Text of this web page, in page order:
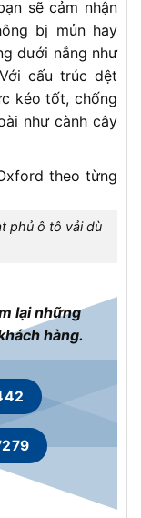
sẽ cảm nhận
bị mủn hay
dưới nắng như
cấu trúc dệt
kéo tốt, chống
như cành cây
phủ ô tô vải dù
lại những
hàng.